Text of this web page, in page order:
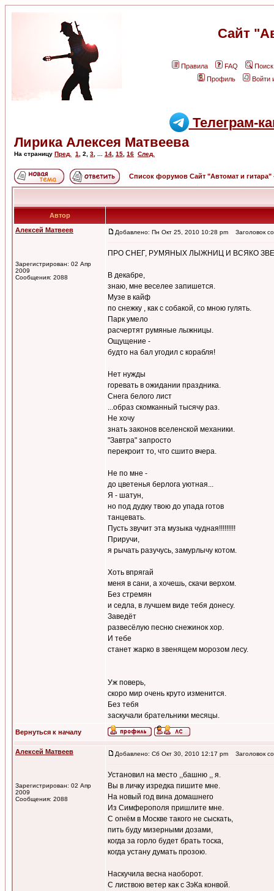
Сайт
Правила FAQ
Поиск
Профиль
Войти
Телеграм-
Лирика Алексея Матвеева
На страницу Пред. 1 2 3 14 15 16 След.
Список форумов Сайт "Автомат и гитара"
Автор
Алексей Матвеев
Зарегистрирован: 02 Апр
2009
Сообщения: 2088
Добавлено: Пн Окт 25, 2010 10:28 pm Заголовок
ПРО СНЕГ, РУМЯНЫХ ЛЫЖНИЦ И ВСЯКО
В декабре,
знаю, мне веселее запишется.
Музе в кайф
по снежку , как с собакой, со мною гулять.
Парк умело
расчертят румяные лыжницы.
Ощущение -
будто на бал угодил с корабля!
Нет нужды
горевать в ожидании праздника.
Снега белого лист
...образ скомканный тысячу раз.
Не хочу
знать законов вселенской механики.
"Завтра" запросто
перекроит то, что сшито вчера.
Не по мне -
до цветенья берлога уютная...
Я - шатун,
но под дудку твою до упада готов
танцевать.
Пусть звучит эта музыка чудная!!!!!!!!!
Приручи,
я рычать разучусь, замурлычу котом.
Хоть впрягай
меня в сани, а хочешь, скачи верхом.
Без стремян
и седла, в лучшем виде тебя донесу.
Заведёт
развесёлую песню снежинок хор.
И тебе
станет жарко в звенящем морозом лесу.
Уж поверь,
скоро мир очень круто изменится.
Без тебя
заскучали брательники месяцы.
Вернуться к началу
Алексей Матвеев
Зарегистрирован: 02 Апр
2009
Сообщения: 2088
Добавлено: Сб Окт 30, 2010 12:17 pm Заголовок
Установил на место ,,башню ,, я.
Вы в личку изредка пишите мне.
На новый год вина домашнего
Из Симферополя пришлите мне.
С огнём в Москве такого не сыскать,
пить буду мизерными дозами,
когда за горло будет брать тоска,
когда устану думать прозою.
Наскучила весна наоборот.
С листвою ветер как с ЗэКа конвой.